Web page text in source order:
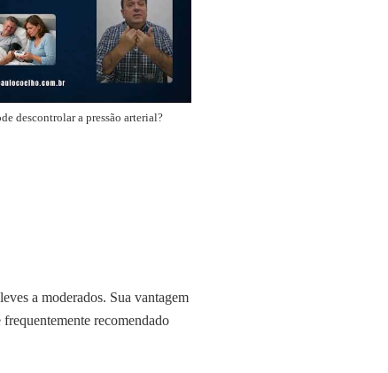
descontrolar a pressão arterial?
a moderados. Sua vantagem
recomendado